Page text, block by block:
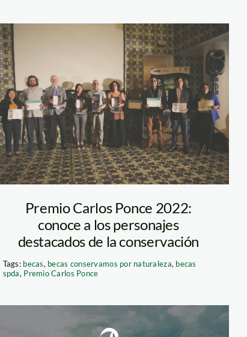
IMG_7339
Premio Carlos Ponce 2022:
conoce a los personajes
destacados de la conservación
Tags: becas, becas conservamos por naturaleza, becas
spda, Premio Carlos Ponce